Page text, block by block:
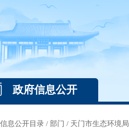
政府信息公开
息公开目录 / 部门 / 天门市生态环境局